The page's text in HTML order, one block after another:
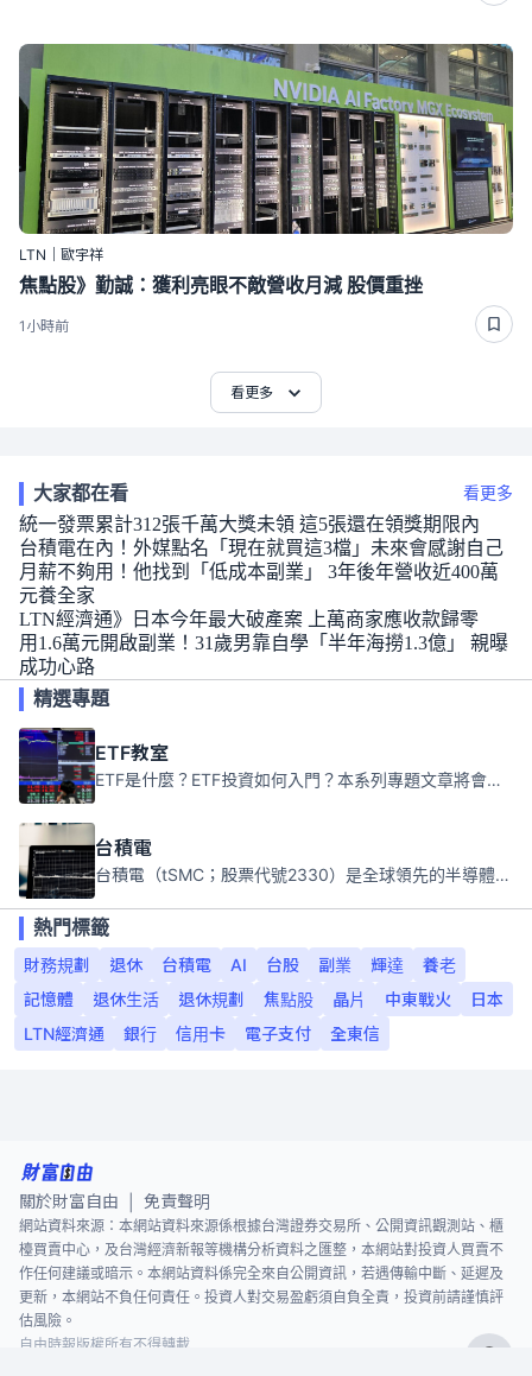
LTN｜歐宇祥
焦點股》勤誠：獲利亮眼不敵營收月減 股價重挫
1小時前
看更多
大家都在看 看更多
統一發票累計312張千萬大獎未領 這5張還在領獎期限內
台積電在內！外媒點名「現在就買這3檔」未來會感謝自己
月薪不夠用！他找到「低成本副業」 3年後年營收近400萬
元養全家
LTN經濟通》日本今年最大破產案 上萬商家應收款歸零
用1.6萬元開啟副業！31歲男靠自學「半年海撈1.3億」 親曝
成功心路
精選專題
ETF教室
ETF是什麼？ETF投資如何入門？本系列專題文章將會告訴你新手必須知道的ETF基礎知識。
台積電
台積電（tSMC；股票代號2330）是全球領先的半導體代工公司，成立於1987年，總部位於台灣新竹。且已於美國、日本、德國及中國設廠，台積電是全球首家專業積體電路製造服務公司，也是全球最先進和最大規模的半導體代工廠。
熱門標籤
財務規劃
退休 台積電 AI 台股 副業 輝達
養老
記憶體
退休生活 退休規劃 焦點股 晶片 中東戰火
日本
LTN經濟通
銀行 信用卡 電子支付 全東信
關於財富自由 免責聲明
網站資料來源：本網站資料來源係根據台灣證券交易所、公開資訊觀測站、櫃
檯買賣中心，及台灣經濟新報等機構分析資料之匯整，本網站對投資人買賣不
作任何建議或暗示。本網站資料係完全來自公開資訊，若遇傳輸中斷、延遲及
更新，本網站不負任何責任。投資人對交易盈虧須自負全責，投資前請謹慎評
估風險。
自由時報版權所有不得轉載